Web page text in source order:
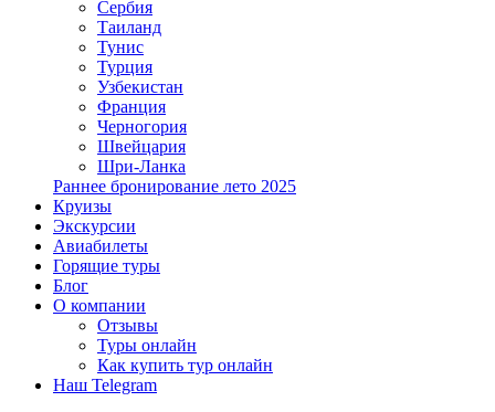
Сербия
Таиланд
Тунис
Турция
Узбекистан
Франция
Черногория
Швейцария
Шри-Ланка
Раннее бронирование лето 2025
Круизы
Экскурсии
Авиабилеты
Горящие туры
Блог
О компании
Отзывы
Туры онлайн
Как купить тур онлайн
Наш Telegram